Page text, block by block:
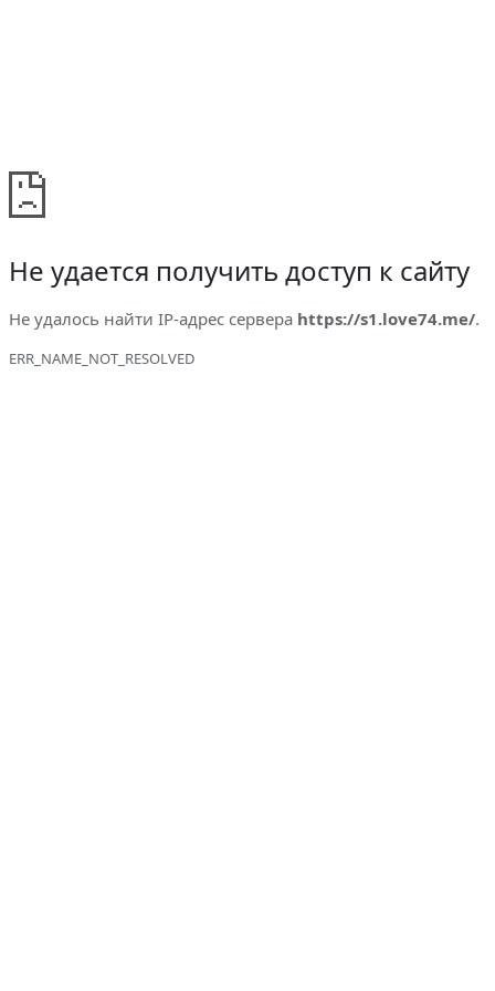
Не удается получить доступ к сайту
Не удалось найти IP-адрес сервера https://s1.love74.me/.
ERR_NAME_NOT_RESOLVED